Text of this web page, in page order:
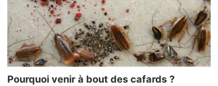
Pourquoi venir à bout des cafards ?